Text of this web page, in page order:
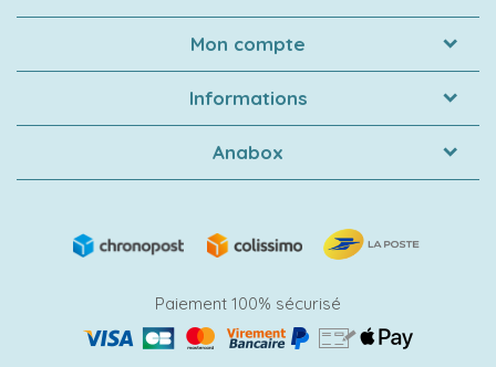
Mon compte
Informations
Anabox
Paiement 100% sécurisé